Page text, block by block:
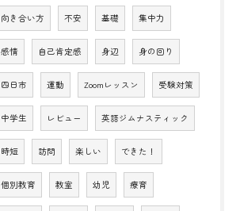
向き合い方 不安 基礎 集中力
感情 自己肯定感 身辺 身の回り
四日市 運動 Zoomレッスン 受験対策
中学生 レビュー 英語ジムナスティック
時短 訪問 楽しい できた！
個別教育 教室 幼児 療育